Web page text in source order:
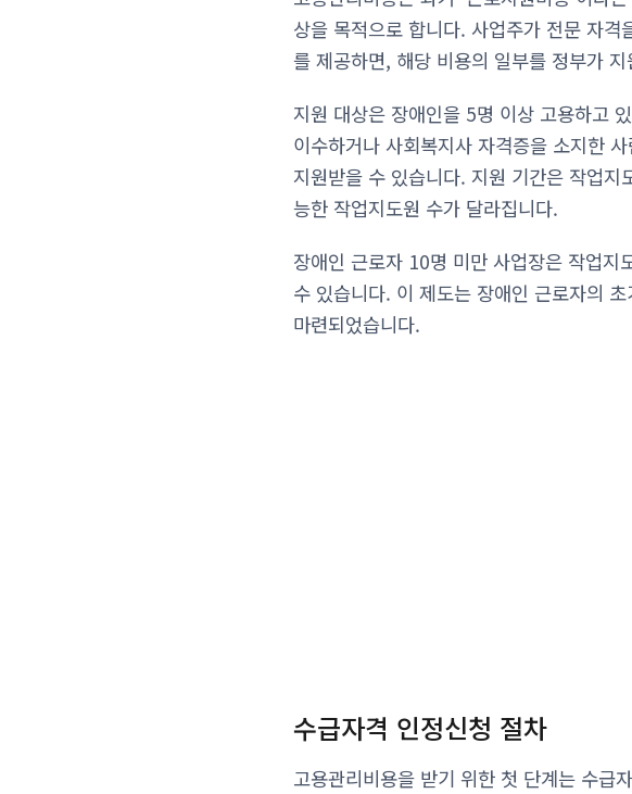
상을 목적으로 합니다. 사업주가 전문 자
를 제공하면, 해당 비용의 일부를 정부가
지원 대상은 장애인을 5명 이상 고용하고
이수하거나 사회복지사 자격증을 소지한
지원받을 수 있습니다. 지원 기간은 작업
능한 작업지도원 수가 달라집니다.
장애인 근로자 10명 미만 사업장은 작업
수 있습니다. 이 제도는 장애인 근로자의
마련되었습니다.
수급자격 인정신청 절차
고용관리비용을 받기 위한 첫 단계는 수급